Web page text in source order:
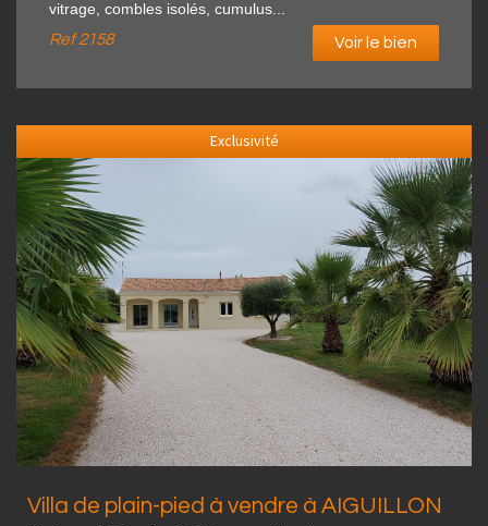
vitrage, combles isolés, cumulus...
Ref2158 Voir le bien
Exclusivité
Villa de plain-pied à vendre à AIGUILLON